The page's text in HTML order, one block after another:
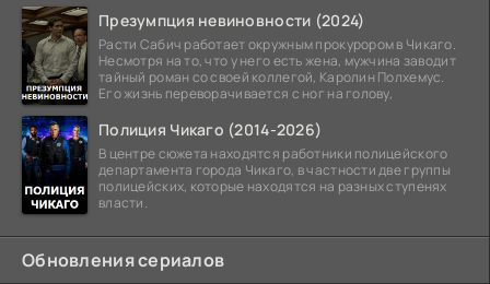
Презумпция невиновности (2024)
Расти Сабич работает окружным прокурором в Чикаго.
Несмотря на то, что у него есть жена, мужчина заводит
тайный роман со своей коллегой, Каролин Полхемус.
Его жизнь переворачивается с ног на голову,
Полиция Чикаго (2014-2026)
В центре сюжета находятся работники полицейского
департамента города Чикаго, в частности две группы
полицейских, которые находятся на разных ступенях
власти.
Обновления сериалов